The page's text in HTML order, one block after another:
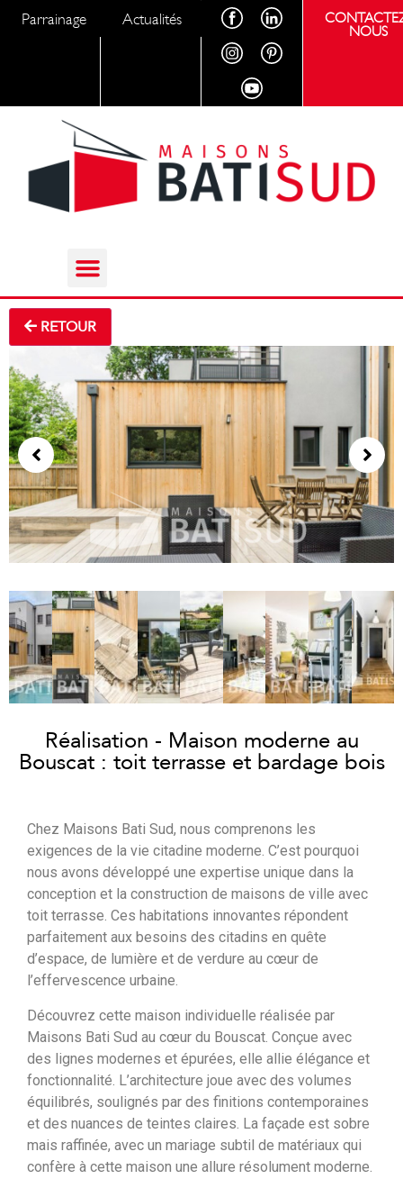
Parrainage Actualités
NOUS
RETOUR
Réalisation - Maison moderne au
Bouscat : toit terrasse et bardage bois
Chez Maisons Bati Sud, nous comprenons les
exigences de la vie citadine moderne. C’est pourquoi
nous avons développé une expertise unique dans la
conception et la construction de maisons de ville avec
toit terrasse. Ces habitations innovantes répondent
parfaitement aux besoins des citadins en quête
d’espace, de lumière et de verdure au cœur de
l’effervescence urbaine.
Découvrez cette maison individuelle réalisée par
Maisons Bati Sud au cœur du Bouscat. Conçue avec
des lignes modernes et épurées, elle allie élégance et
fonctionnalité. L’architecture joue avec des volumes
équilibrés, soulignés par des finitions contemporaines
et des nuances de teintes claires. La façade est sobre
mais raffinée, avec un mariage subtil de matériaux qui
confère à cette maison une allure résolument moderne.